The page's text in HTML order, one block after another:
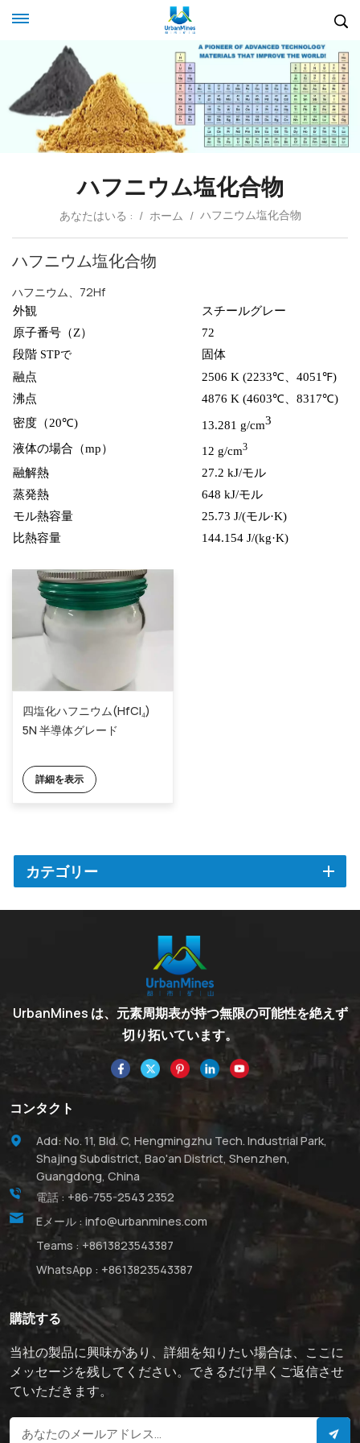
ハフニウム塩化合物
あなたはいる : / ホーム / ハフニウム塩化合物
ハフニウム塩化合物
ハフニウム、72Hf
外観
スチールグレー
原子番号（Z）
72
段階 STPで
固体
融点
2506 K (2233℃ 、4051℉)
沸点
4876 K (4603℃ 、8317℃)
密度（20℃) 13.281 g/cm3
液体の場合（mp） 12 g/cm3
融解熱
27.2 kJ/モル
蒸発熱
648 kJ/モル
モル熱容量
25.73 J/(モル·K)
比熱容量
144.154 J/(kg·K)
四塩化ハフニウム(HfCl₄)
5N 半導体グレード
詳細を表示
カテゴリー
UrbanMines は、元素周期表が持つ無限の可能性を絶えず
切り拓いています。
コンタクト
Add: No. 11, Bld. C, Hengmingzhu Tech. Industrial Park,
Shajing Subdistrict, Bao'an District, Shenzhen,
Guangdong, China
電話 :+86-755-2543 2352
Eメール : info@urbanmines.com
Teams : +8613823543387
WhatsApp : +8613823543387
購読する
当社の製品に興味があり、詳細を知りたい場合は、ここに
メッセージを残してください。できるだけ早くご返信させ
ていただきます。